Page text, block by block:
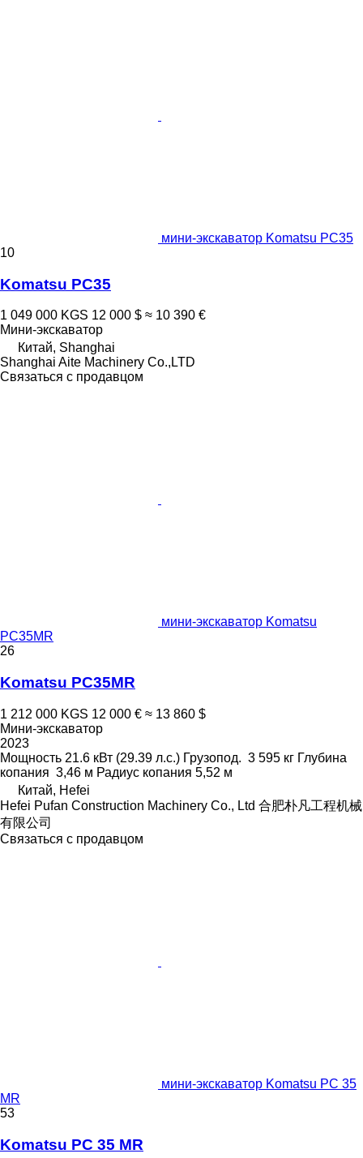
мини-экскаватор Komatsu PC35
10
Komatsu PC35
1 049 000 KGS 12 000 $ ≈ 10 390 €
Мини-экскаватор
Китай, Shanghai
Shanghai Aite Machinery Co.,LTD
Связаться с продавцом
мини-экскаватор Komatsu
PC35MR
26
Komatsu PC35MR
1 212 000 KGS 12 000 € ≈ 13 860 $
Мини-экскаватор
2023
Мощность 21.6 кВт (29.39 л.с.) Грузопод. 3 595 кг Глубина
копания 3,46 м Радиус копания 5,52 м
Китай, Hefei
Hefei Pufan Construction Machinery Co., Ltd 合肥朴凡工程机械
有限公司
Связаться с продавцом
мини-экскаватор Komatsu PC 35
MR
53
Komatsu PC 35 MR